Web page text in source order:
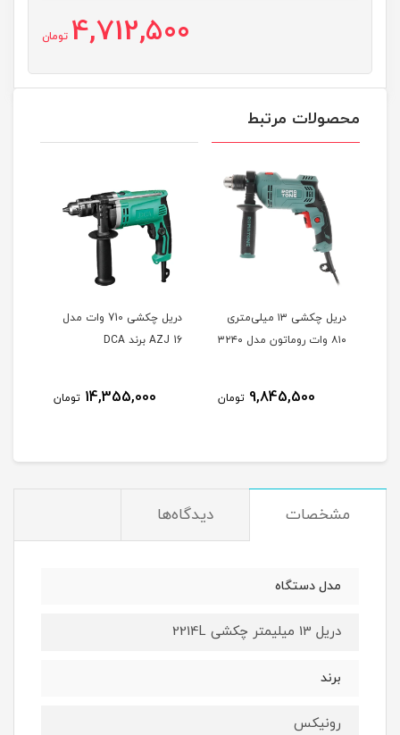
4,712,500 تومان
محصولات مرتبط
دریل چکشی ۱۳ میلی‌متری
۸۱۰ وات روماتون مدل ۳۲۴۰
9,845,500 تومان
دریل چکشی 710 وات مدل
AZJ 16 برند DCA
14,355,000 تومان
مشخصات دیدگاه‌ها
مدل دستگاه
دریل 13 میلیمتر چکشی 2214L
برند
رونیکس